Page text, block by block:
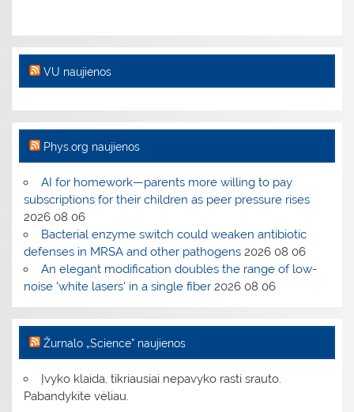
VU naujienos
Phys.org naujienos
AI for homework—parents more willing to pay
subscriptions for their children as peer pressure rises
2026 08 06
Bacterial enzyme switch could weaken antibiotic
defenses in MRSA and other pathogens 2026 08 06
An elegant modification doubles the range of low-
noise 'white lasers' in a single fiber 2026 08 06
Žurnalo „Science” naujienos
Įvyko klaida, tikriausiai nepavyko rasti srauto.
Pabandykite vėliau.